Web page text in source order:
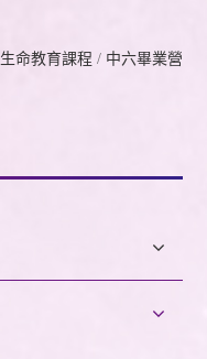
生命教育課程 / 中六畢業營